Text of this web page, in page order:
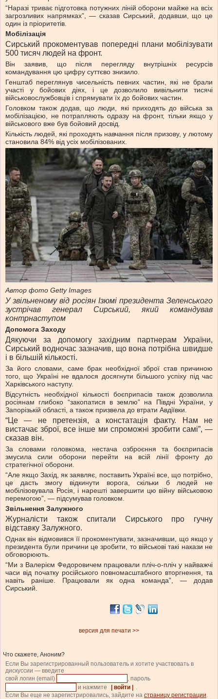
“Наразі триває підготовка потужних ліній оборони майже на всіх
загрозливих напрямках”, — сказав Сирський, додавши, що це
один із пріоритетів.
Мобілізація
Сирський прокоментував попередні плани мобілізувати
500 тисяч людей на фронт.
Він заявив, що після перегляду внутрішніх ресурсів
командування цю цифру суттєво знизило.
Генштаб переглянув чисельність певних частин, які не брали
участі у бойових діях, і це дозволило вивільнити тисячі
військовослужбовців і спрямувати їх до бойових частин.
Головком також додав, що люди, які приходять до війська за
мобілізацією, не потрапляють одразу на фронт, тільки якщо у
військового вже був бойовий досвід.
Кількість людей, які проходять навчання після призову, у лютому
становила 84% від усіх мобілізованих.
Автор фото Getty Images
У звільненому від росіян Ізюмі президента Зеленського
зустрічав генерал Сирський, який командував
контрнаступом
Допомога Заходу
Дякуючи за допомогу західним партнерам України,
Сирський водночас зазначив, що вона потрібна швидше
і в більшій кількості.
За його словами, саме брак необхідної зброї став причиною
того, що Україні не вдалося досягнути більшого успіху під час
Харківського наступу.
Відсутність необхідної кількості боєприпасів також дозволила
росіянам глибоко “закопатися в землю” на Півдні України, у
Запорізькій області, а також призвела до втрати Авдіївки.
“Це — не претензія, а констатація факту. Нам не
вистачає зброї, все інше ми спроможні зробити самі”, —
сказав він.
За словами головкома, нестача озброєння та боєприпасів
змусила сили оборони перейти на всій лінії фронту до
стратегічної оборони.
“Але якщо Захід, як заявляє, поставить Україні все, що потрібно,
це дасть змогу відкинути ворога, скільки б людей не
мобілізовувала Росія, і нарешті завершити цю війну військовою
перемогою”, — підсумував головком.
Звільнення Залужного
Журналісти також спитали Сирського про гучну
відставку Залужного.
Однак він відмовився її прокоментувати, зазначивши, що якщо у
президента були причини це зробити, то військові такі накази не
обговорюють.
“Ми з Валерієм Федоровичем працювали пліч-о-пліч у найважчі
часи від початку російського повномасштабного вторгнення, та
навіть раніше. Працювали як одна команда”, — додав
Сирський.
версия для печати >>
Что скажете, Аноним?
Если Вы зарегистрированный пользователь и хотите участвовать в
дискуссии — введите
свой логин (email)
, пароль
и нажмите
| войти |
Если Вы еще не зарегистрировались, зайдите на страницу регистрации